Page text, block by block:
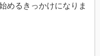
めるきっかけになりま